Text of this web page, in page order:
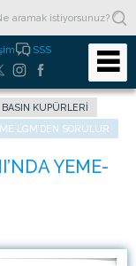
SSS
BASIN KUPÜRLERI
LGM’DEN SORULUR